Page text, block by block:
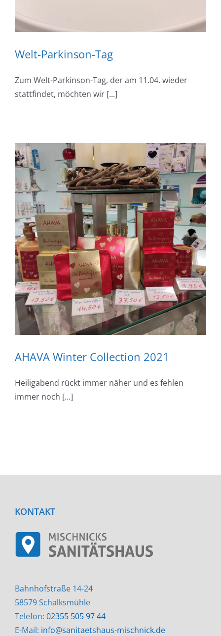
Welt-Parkinson-Tag
Zum Welt-Parkinson-Tag, der am 11.04. wieder
stattfindet, möchten wir [...]
AHAVA Winter Collection 2021
Heiligabend rückt immer näher und es fehlen
immer noch [...]
KONTAKT
Bahnhofstraße 14-24
58579 Schalksmühle
Telefon: 02355 505 97 44
E-Mail: info@sanitaetshaus-mischnick.de